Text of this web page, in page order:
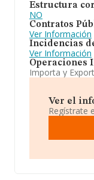
Estructura
NO
Contratos
Ver Información
Incidencias
Ver Información
Operaciones
Importa y
Ver el
Regístrate